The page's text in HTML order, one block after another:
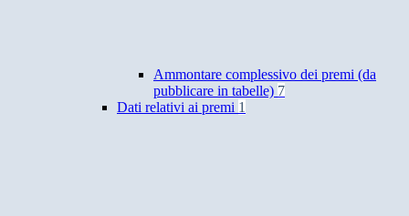
Ammontare complessivo dei premi (da
pubblicare in tabelle) 7
Dati relativi ai premi 1